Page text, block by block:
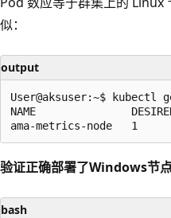
似：
output
User@aksuser:~$ kubectl
NAME               DESIRED
验证正确部署了Windows节
bash